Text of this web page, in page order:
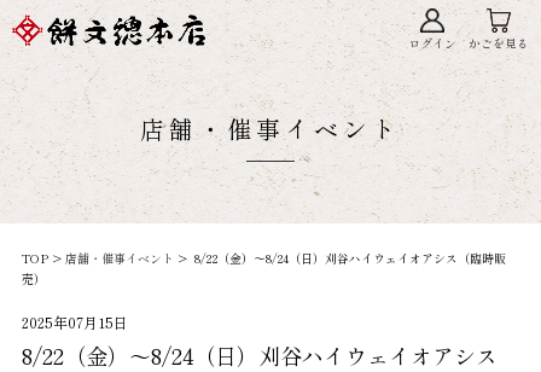
ログイン かごを見る
店舗・催事イベント
TOP > 店舗・催事イベント > 8/22（金）～8/24（日）刈谷ハイウェイオアシス（臨時販
売）
2025年07月15日
8/22（金）～8/24（日）刈谷ハイウェイオアシス